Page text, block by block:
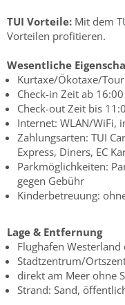
TUI Vorteile: Mit dem
Vorteilen profitieren.
Wesentliche
Kurtaxe/Ökotaxe/
Check-in Zeit ab
Check-out Zeit bis
Internet: WLAN/WiFi,
Zahlungsarten: TUI
Express, Diners, EC
Parkmöglichkeiten:
gegen Gebühr
Kinderbetreuung:
Lage & Entfernung
Flughafen Westerland
Stadtzentrum/
direkt am Meer ohne
Strand: Sand,